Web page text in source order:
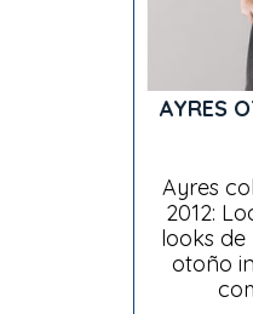
AYRES
Ayres
2012:
looks
otoño